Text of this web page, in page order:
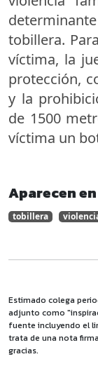
tobillera.
víctima, la
protección,
y la
de 1500
víctima un
Aparecen
tobillera
Estimado colega
adjunto como
fuente incluyendo el
trata de una nota
gracias.